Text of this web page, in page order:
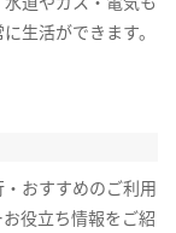
生活ができます。
おすすめのご利用
役立ち情報をご紹